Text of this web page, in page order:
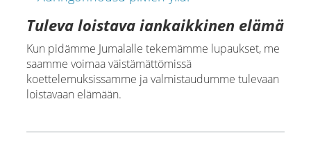
Tuleva loistava iankaikkinen elämä
Kun pidämme Jumalalle tekemämme lupaukset, me
saamme voimaa väistämättömissä
koettelemuksissamme ja valmistaudumme tulevaan
loistavaan elämään.